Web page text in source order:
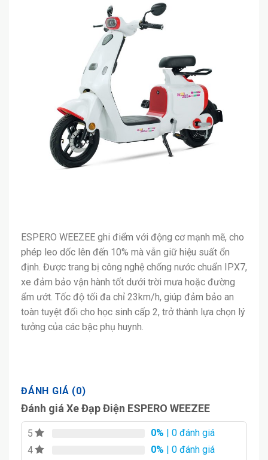
ESPERO WEEZEE ghi điểm với động cơ mạnh mẽ, cho
phép leo dốc lên đến 10% mà vẫn giữ hiệu suất ổn
định. Được trang bị công nghệ chống nước chuẩn IPX7,
xe đảm bảo vận hành tốt dưới trời mưa hoặc đường
ẩm ướt. Tốc độ tối đa chỉ 23km/h, giúp đảm bảo an
toàn tuyệt đối cho học sinh cấp 2, trở thành lựa chọn lý
tưởng của các bậc phụ huynh.
ĐÁNH GIÁ (0)
Đánh giá Xe Đạp Điện ESPERO WEEZEE
5 0% | 0 đánh giá
4
0% | 0 đánh giá